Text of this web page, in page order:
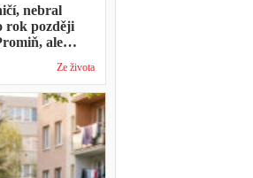
nebral
rok později
ale
Ze života